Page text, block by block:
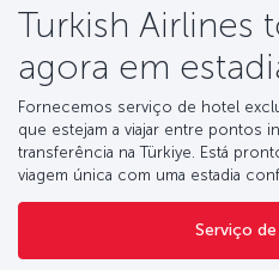
Turkish Airlines
agora em
Fornecemos serviço de hotel
que estejam a viajar entre pontos
transferência na Türkiye. Está
viagem única com uma estadia
Serviço